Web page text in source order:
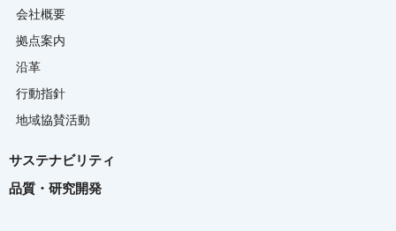
会社概要
拠点案内
沿革
行動指針
地域協賛活動
サステナビリティ
品質・研究開発